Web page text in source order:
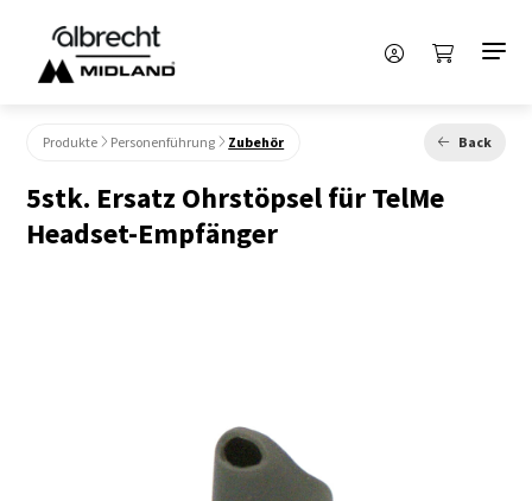
Produkte Personenführung Zubehör Back
5stk. Ersatz Ohrstöpsel für TelMe
Headset-Empfänger